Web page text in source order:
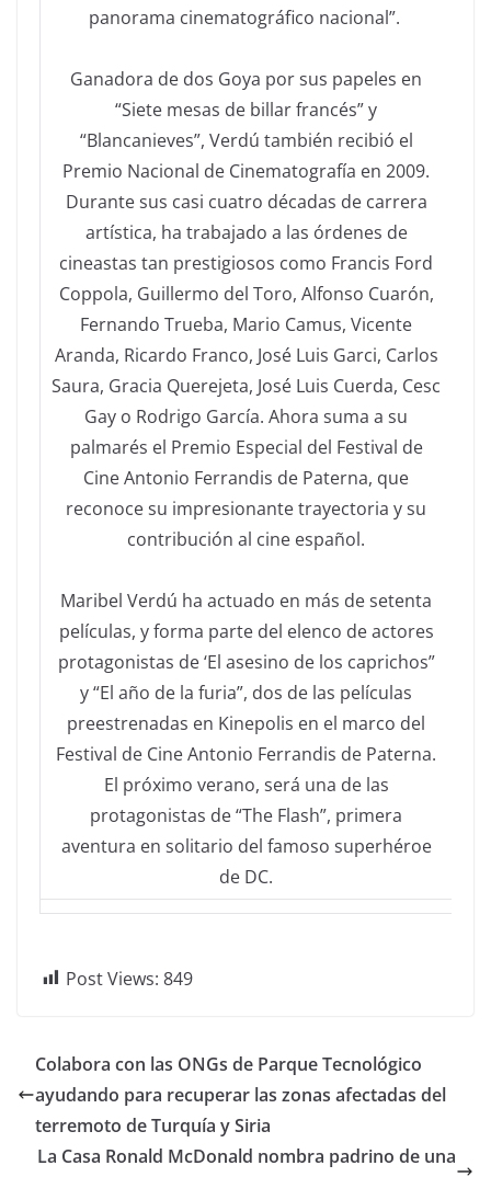
panorama cinematográfico nacional”.
Ganadora de dos Goya por sus papeles en
“Siete mesas de billar francés” y
“Blancanieves”, Verdú también recibió el
Premio Nacional de Cinematografía en 2009.
Durante sus casi cuatro décadas de carrera
artística, ha trabajado a las órdenes de
cineastas tan prestigiosos como Francis Ford
Coppola, Guillermo del Toro, Alfonso Cuarón,
Fernando Trueba, Mario Camus, Vicente
Aranda, Ricardo Franco, José Luis Garci, Carlos
Saura, Gracia Querejeta, José Luis Cuerda, Cesc
Gay o Rodrigo García. Ahora suma a su
palmarés el Premio Especial del Festival de
Cine Antonio Ferrandis de Paterna, que
reconoce su impresionante trayectoria y su
contribución al cine español.
Maribel Verdú ha actuado en más de setenta
películas, y forma parte del elenco de actores
protagonistas de ‘El asesino de los caprichos”
y “El año de la furia”, dos de las películas
preestrenadas en Kinepolis en el marco del
Festival de Cine Antonio Ferrandis de Paterna.
El próximo verano, será una de las
protagonistas de “The Flash”, primera
aventura en solitario del famoso superhéroe
de DC.
Post Views: 849
Colabora con las ONGs de Parque Tecnológico
ayudando para recuperar las zonas afectadas del
terremoto de Turquía y Siria
La Casa Ronald McDonald nombra padrino de una